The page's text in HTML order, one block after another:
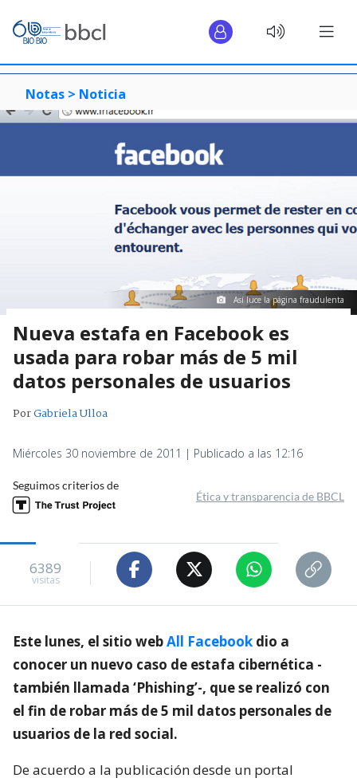
Notas > Noticia
Así luce la página fraudulenta
Nueva estafa en Facebook es
usada para robar más de 5 mil
datos personales de usuarios
PorGabriela Ulloa
Miércoles 30 noviembre de 2011 | Publicado a las 12:16
Seguimos criterios de
Ética y transparencia de BBCL
6389
visitas
Este lunes, el sitio webAll Facebook dio a
conocer un nuevo caso de estafa cibernética -
también llamada ‘Phishing’-, que se realizó con
el fin de robar más de 5 mil datos personales de
usuarios de la red social.
De acuerdo a la publicación desde un portal